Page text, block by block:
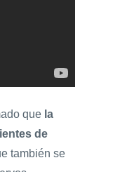
que la
de
también se